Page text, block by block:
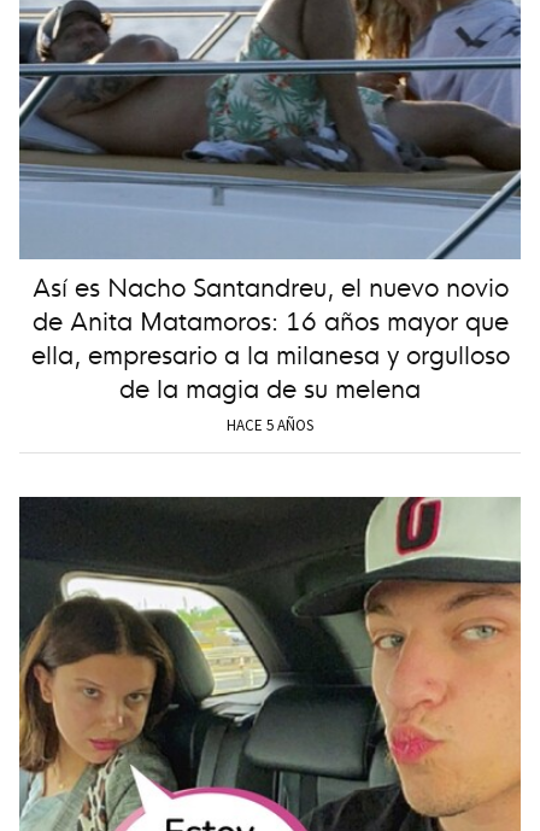
Así es Nacho Santandreu, el nuevo novio
de Anita Matamoros: 16 años mayor que
ella, empresario a la milanesa y orgulloso
de la magia de su melena
HACE 5 AÑOS